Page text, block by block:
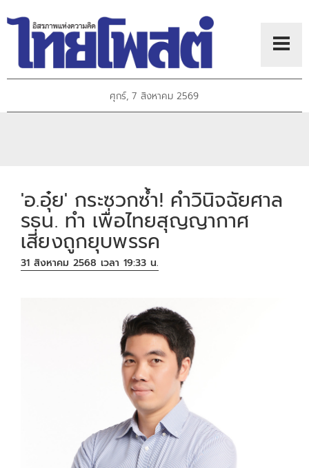
ศุกร์, 7 สิงหาคม 2569
'อ.อุ๋ย' กระซวกซ้ำ! คำวินิจฉัยศาล
รธน. ทำ เพื่อไทยสุญญากาศ
เสี่ยงถูกยุบพรรค
31 สิงหาคม 2568 เวลา 19:33 น.